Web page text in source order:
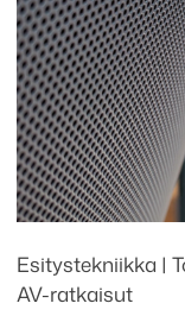
Esitystekniikka |
AV-ratkaisut